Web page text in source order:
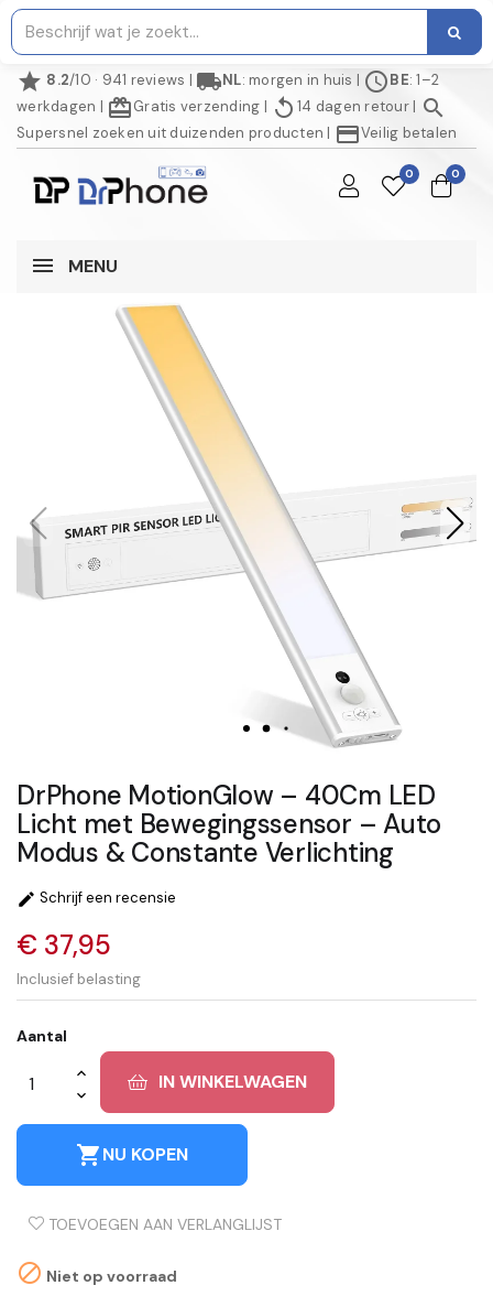
star 8.2/10 · 941 reviews | local_shippingNL: morgen in huis | scheduleBE: 1–2
werkdagen | redeemGratis verzending | replay 14 dagen retour| search
Supersnel zoeken uit duizenden producten | credit_cardVeilig betalen
0 0
MENU
NIET OP VOORRAAD
DrPhone MotionGlow – 40Cm LED
Licht met Bewegingssensor – Auto
Modus & Constante Verlichting
 Schrijf een recensie
€ 37,95
Inclusief belasting
Aantal
IN WINKELWAGEN
shopping_cartNU KOPEN
TOEVOEGEN AAN VERLANGLIJST
 Niet op voorraad